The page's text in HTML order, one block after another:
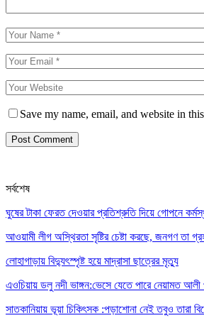
Save my name, email, and website in
সর্বশেষ
ঘুষের টাকা ফেরত দেওয়ার প্রতিশ্রুতি দিয়ে গোপনে
আওয়ামী লীগ অস্থিরতা সৃষ্টির চেষ্টা করছে, জনগণ তা
লোহাগাড়ায় বিদ্যুৎস্পৃষ্ট হয়ে মাদ্রাসা ছাত্রের মৃত্যু
এওচিয়ায় ডলু নদী ভাঙ্গন:ভেসে যেতে পারে নেয়ামত আলী
সাতকানিয়ায় ভূয়া চিকিৎসক :পড়াশোনা নেই তবুও তারা